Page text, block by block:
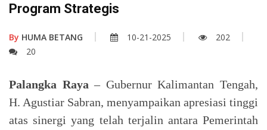
Program Strategis
By HUMA BETANG 10-21-2025
202
20
Palangka Raya – Gubernur Kalimantan Tengah,
H. Agustiar Sabran, menyampaikan apresiasi tinggi
atas sinergi yang telah terjalin antara Pemerintah